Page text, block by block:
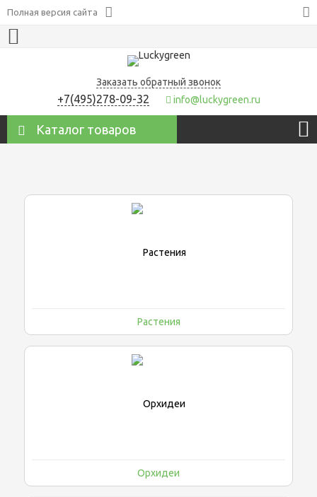
Полная версия сайта
Заказать обратный звонок
+7(495)278-09-32 info@luckygreen.ru
Каталог товаров
Растения
Орхидеи